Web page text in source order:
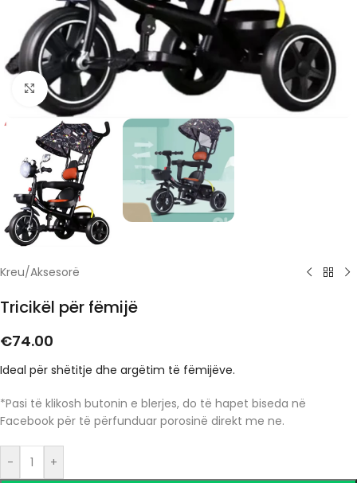
Click to enlarge
Kreu/Aksesorë
Tricikël për fëmijë
€74.00
Ideal për shëtitje dhe argëtim të fëmijëve.
*Pasi të klikosh butonin e blerjes, do të hapet biseda në
Facebook për të përfunduar porosinë direkt me ne.
- +